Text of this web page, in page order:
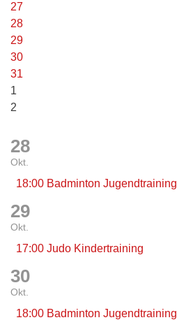
27
28
29
30
31
1
2
28
Okt.
18:00 Badminton Jugendtraining
29
Okt.
17:00 Judo Kindertraining
30
Okt.
18:00 Badminton Jugendtraining